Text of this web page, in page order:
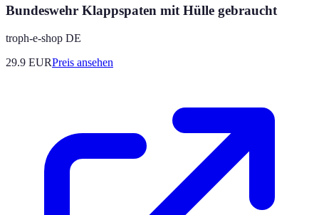
Bundeswehr Klappspaten mit Hülle gebraucht
troph-e-shop DE
29.9 EURPreis ansehen